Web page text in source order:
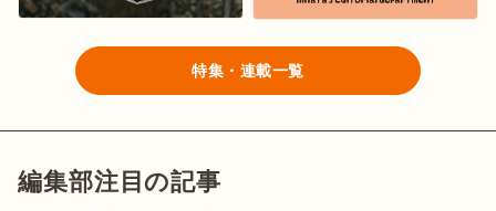
特集・連載一覧
編集部注目の記事